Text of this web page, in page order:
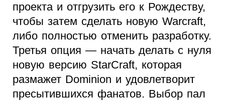
проекта и отгрузить его к Рождеству,
чтобы затем сделать новую Warcraft,
либо полностью отменить разработку.
Третья опция — начать делать с нуля
новую версию StarCraft, которая
размажет Dominion и удовлетворит
пресытившихся фанатов. Выбор пал